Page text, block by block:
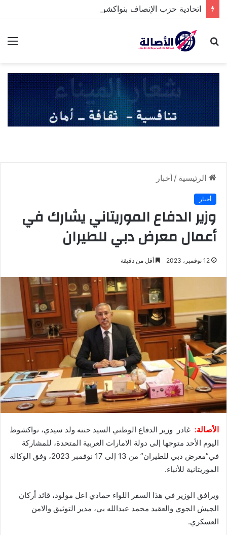
بحث
الرئيسية / أخبار
أخبار
وزير الدفاع الموريتاني يشارك في
أعمال معرض دبي للطيران
12 نوفمبر، 2023 أقل من دقيقة
الأصالة: غادر وزير الدفاع الوطني السيد حننه ولد سيدي، نواكشوط
اليوم الأحد متوجها إلى دولة الامارات العربية المتحدة، للمشاركة
في”معرض دبي للطيران” من 13 إلى 17 نوفمبر 2023، وفق الوكالة
الموريتانية للأنباء.
ويرافق الوزير في هذا السفر اللواء حمادي اعل مولود، قائد أركان
الجيش الجوي والعقيد محمد عبدالله بي، مدير التوثيق والامن
العسكري.